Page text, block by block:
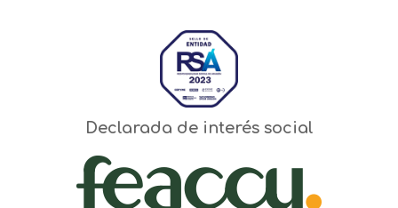
Declarada de interés social